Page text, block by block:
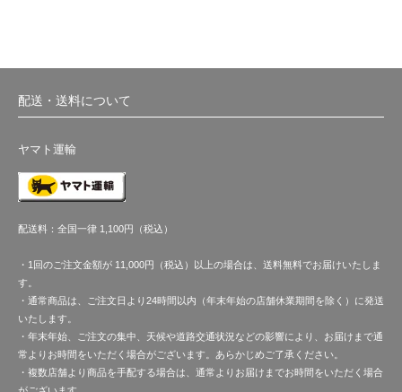
配送・送料について
ヤマト運輸
配送料：全国一律 1,100円（税込）
・1回のご注文金額が 11,000円（税込）以上の場合は、送料無料でお届けいたしま
す。
・通常商品は、ご注文日より24時間以内（年末年始の店舗休業期間を除く）に発送
いたします。
・年末年始、ご注文の集中、天候や道路交通状況などの影響により、お届けまで通
常よりお時間をいただく場合がございます。あらかじめご了承ください。
・複数店舗より商品を手配する場合は、通常よりお届けまでお時間をいただく場合
がございます。